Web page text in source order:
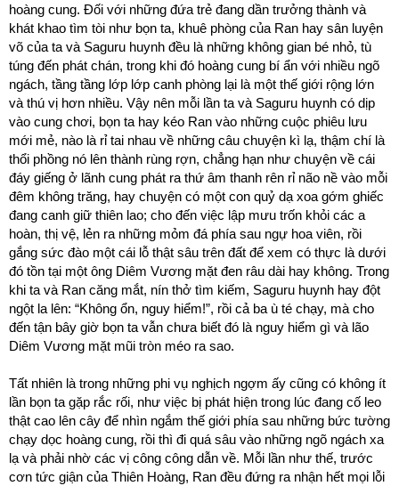
hoàng cung. Đối với những đứa trẻ đang dần trưởng thành và
khát khao tìm tòi như bọn ta, khuê phòng của Ran hay sân luyện
võ của ta và Saguru huynh đều là những không gian bé nhỏ, tù
túng đến phát chán, trong khi đó hoàng cung bí ẩn với nhiều ngõ
ngách, tầng tầng lớp lớp canh phòng lại là một thế giới rộng lớn
và thú vị hơn nhiều. Vậy nên mỗi lần ta và Saguru huynh có dịp
vào cung chơi, bọn ta hay kéo Ran vào những cuộc phiêu lưu
mới mẻ, nào là rỉ tai nhau về những câu chuyện kì lạ, thậm chí là
thổi phồng nó lên thành rùng rợn, chẳng hạn như chuyện về cái
đáy giếng ở lãnh cung phát ra thứ âm thanh rên rỉ não nề vào mỗi
đêm không trăng, hay chuyện có một con quỷ dạ xoa gớm ghiếc
đang canh giữ thiên lao; cho đến việc lập mưu trốn khỏi các a
hoàn, thị vệ, lẻn ra những mỏm đá phía sau ngự hoa viên, rồi
gắng sức đào một cái lỗ thật sâu trên đất để xem có thực là dưới
đó tồn tại một ông Diêm Vương mặt đen râu dài hay không. Trong
khi ta và Ran căng mắt, nín thở tìm kiếm, Saguru huynh hay đột
ngột la lên: “Không ổn, nguy hiểm!”, rồi cả ba ù té chạy, mà cho
đến tận bây giờ bọn ta vẫn chưa biết đó là nguy hiểm gì và lão
Diêm Vương mặt mũi tròn méo ra sao.
Tất nhiên là trong những phi vụ nghịch ngợm ấy cũng có không ít
lần bọn ta gặp rắc rối, như việc bị phát hiện trong lúc đang cố leo
thật cao lên cây để nhìn ngắm thế giới phía sau những bức tường
chạy dọc hoàng cung, rồi thì đi quá sâu vào những ngõ ngách xa
lạ và phải nhờ các vị công công dẫn về. Mỗi lần như thế, trước
cơn tức giận của Thiên Hoàng, Ran đều đứng ra nhận hết mọi lỗi